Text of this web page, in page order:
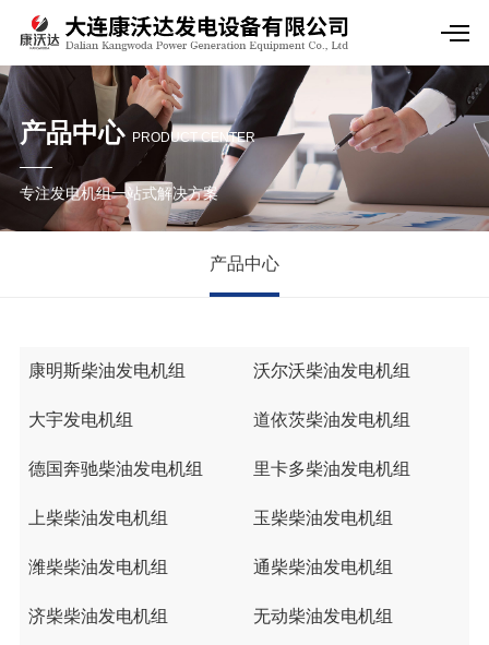
产品中心 PRODUCT CENTER
专注发电机组一站式解决方案
产品中心
康明斯柴油发电机组 沃尔沃柴油发电机组
大宇发电机组 道依茨柴油发电机组
德国奔驰柴油发电机组 里卡多柴油发电机组
上柴柴油发电机组 玉柴柴油发电机组
潍柴柴油发电机组 通柴柴油发电机组
济柴柴油发电机组 无动柴油发电机组